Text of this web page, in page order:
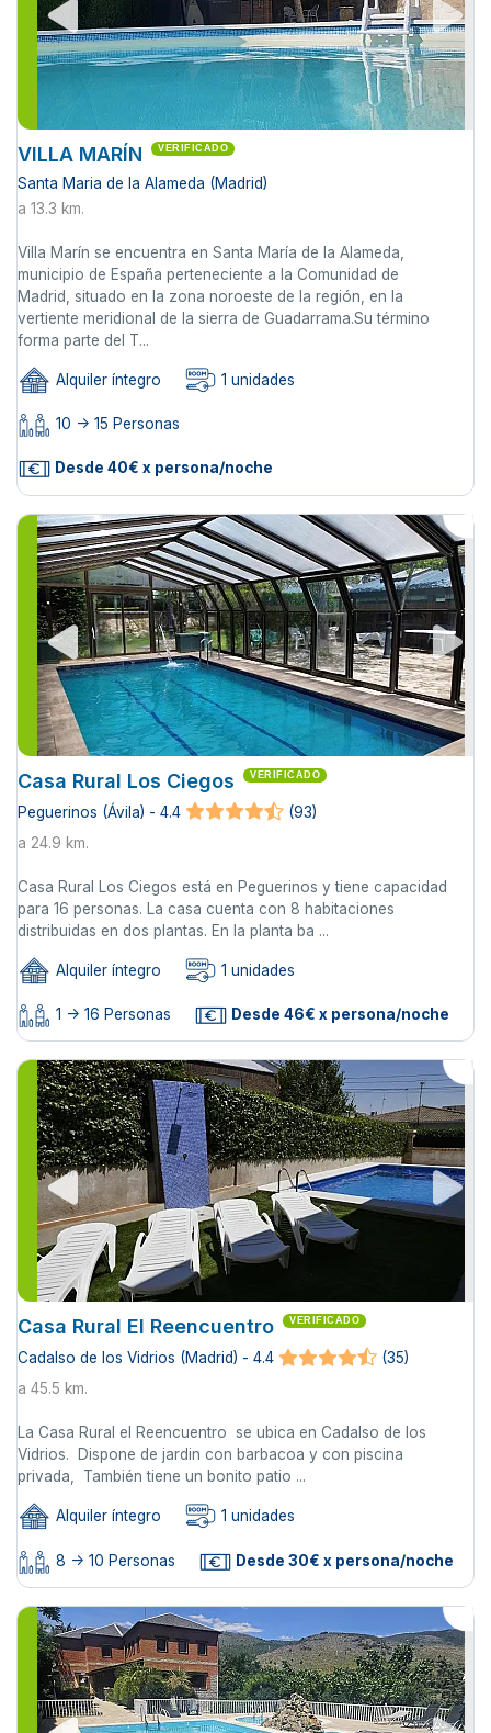
VILLA MARÍN VERIFICADO
Santa Maria de la Alameda (Madrid)
a 13.3 km.
Villa Marín se encuentra en Santa María de la Alameda,
municipio de España perteneciente a la Comunidad de
Madrid, situado en la zona noroeste de la región, en la
vertiente meridional de la sierra de Guadarrama.Su término
forma parte del T...
Alquiler íntegro 1 unidades
10 -> 15 Personas
Desde 40€ x persona/noche
Casa Rural Los Ciegos VERIFICADO
Peguerinos (Ávila) - 4.4
(93)
a 24.9 km.
Casa Rural Los Ciegos está en Peguerinos y tiene capacidad
para 16 personas. La casa cuenta con 8 habitaciones
distribuidas en dos plantas. En la planta ba ...
Alquiler íntegro 1 unidades
1 -> 16 Personas Desde 46€ x persona/noche
Casa Rural El Reencuentro VERIFICADO
Cadalso de los Vidrios (Madrid) - 4.4
(35)
a 45.5 km.
La Casa Rural el Reencuentro se ubica en Cadalso de los
Vidrios. Dispone de jardin con barbacoa y con piscina
privada, También tiene un bonito patio ...
Alquiler íntegro 1 unidades
8 -> 10 Personas Desde 30€ x persona/noche